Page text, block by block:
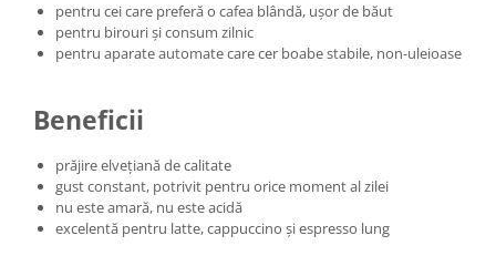
pentru cei care preferă o cafea blândă, ușor de băut
pentru birouri și consum zilnic
pentru aparate automate care cer boabe stabile, non-uleioase
Beneficii
prăjire elvețiană de calitate
gust constant, potrivit pentru orice moment al zilei
nu este amară, nu este acidă
excelentă pentru latte, cappuccino și espresso lung